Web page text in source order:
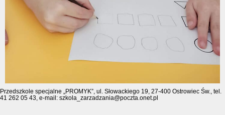
Przedszkole specjalne „PROMYK”, ul. Słowackiego 19, 27-400 Ostrowiec Św., tel.
41 262 05 43, e-mail: szkola_zarzadzania@poczta.onet.pl